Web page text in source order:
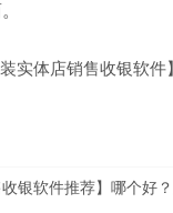
装实体店销售收银软
收银软件推荐】哪个好